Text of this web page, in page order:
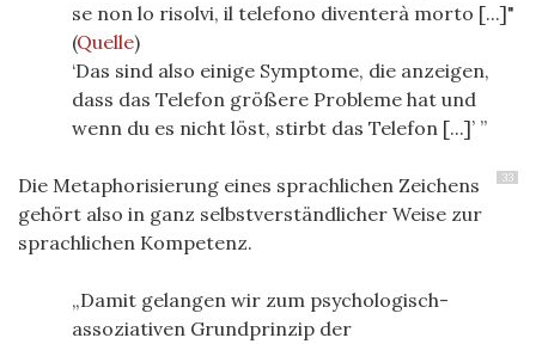
se non lo risolvi, il telefono diventerà morto [...]"
(Quelle)
‘Das sind also einige Symptome, die anzeigen,
dass das Telefon größere Probleme hat und
wenn du es nicht löst, stirbt das Telefon [...]’
33
Die Metaphorisierung eines sprachlichen Zeichens
gehört also in ganz selbstverständlicher Weise zur
sprachlichen Kompetenz.
Damit gelangen wir zum psychologisch-
assoziativen Grundprinzip der